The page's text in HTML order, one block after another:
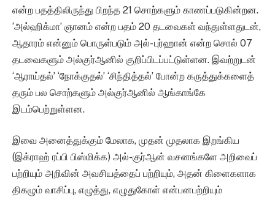
என்ற பதத்திலிருந்து பிறந்த 21 சொற்களும் காணப்படுகின்றன.
‘அல்ஹிக்மா’ ஞானம் என்ற பதம் 20 தடவைகள் வந்துள்ளதுடன்,
ஆதாரம் என்னும் பொருள்படும் அல்- புர்ஹான் என்ற சொல் 07
தடவைகளும் அல்குர்ஆனில் குறிப்பிடப்பட்டுள்ளன. இவற்றுடன்
‘ஆராய்தல்’ ‘நோக்குதல்’ ‘சிந்தித்தல்’ போன்ற கருத்துக்களைத்
தரும் பல சொற்களும் அல்குர்ஆனில் ஆங்காங்கே
இடம்பெற்றுள்ளன.
இவை அனைத்துக்கும் மேலாக, முதன் முதலாக இறங்கிய
(இக்ராஹ் ரப்பி பிஸ்மிக்க) அல்-குர்ஆன் வசனங்களே அறிவைப்
பற்றியும் அறிவின் அவசியத்தைப் பற்றியும், அதன் கிளைகளாக
திகழும் வாசிப்பு, எழுத்து, எழுதுகோள் என்பனபற்றியும்